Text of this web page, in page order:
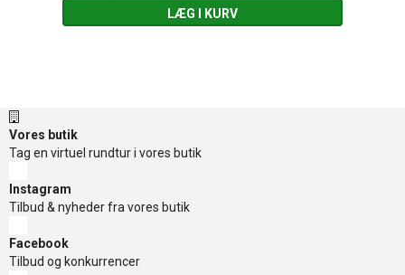
LÆG I KURV
Vores butik
Tag en virtuel rundtur i vores butik
Instagram
Tilbud & nyheder fra vores butik
Facebook
Tilbud og konkurrencer